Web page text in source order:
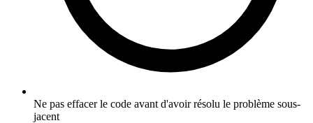
Ne pas effacer le code avant d'avoir résolu le problème sous-
jacent